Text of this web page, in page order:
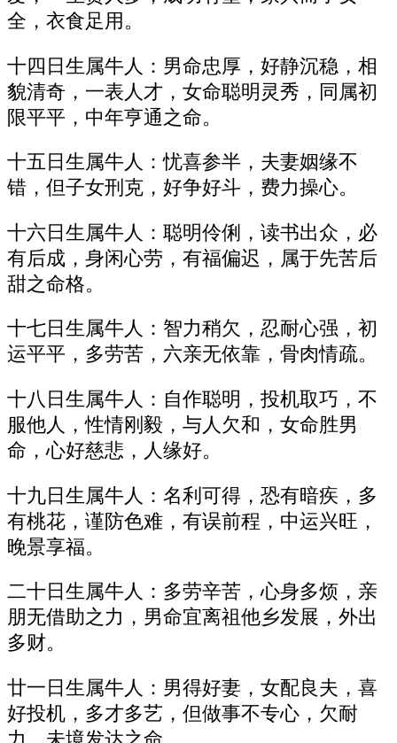
全，衣食足用。
十四日生属牛人：男命忠厚，好静沉稳，相
貌清奇，一表人才，女命聪明灵秀，同属初
限平平，中年亨通之命。
十五日生属牛人：忧喜参半，夫妻姻缘不
错，但子女刑克，好争好斗，费力操心。
十六日生属牛人：聪明伶俐，读书出众，必
有后成，身闲心劳，有福偏迟，属于先苦后
甜之命格。
十七日生属牛人：智力稍欠，忍耐心强，初
运平平，多劳苦，六亲无依靠，骨肉情疏。
十八日生属牛人：自作聪明，投机取巧，不
服他人，性情刚毅，与人欠和，女命胜男
命，心好慈悲，人缘好。
十九日生属牛人：名利可得，恐有暗疾，多
有桃花，谨防色难，有误前程，中运兴旺，
晚景享福。
二十日生属牛人：多劳辛苦，心身多烦，亲
朋无借助之力，男命宜离祖他乡发展，外出
多财。
廿一日生属牛人：男得好妻，女配良夫，喜
好投机，多才多艺，但做事不专心，欠耐